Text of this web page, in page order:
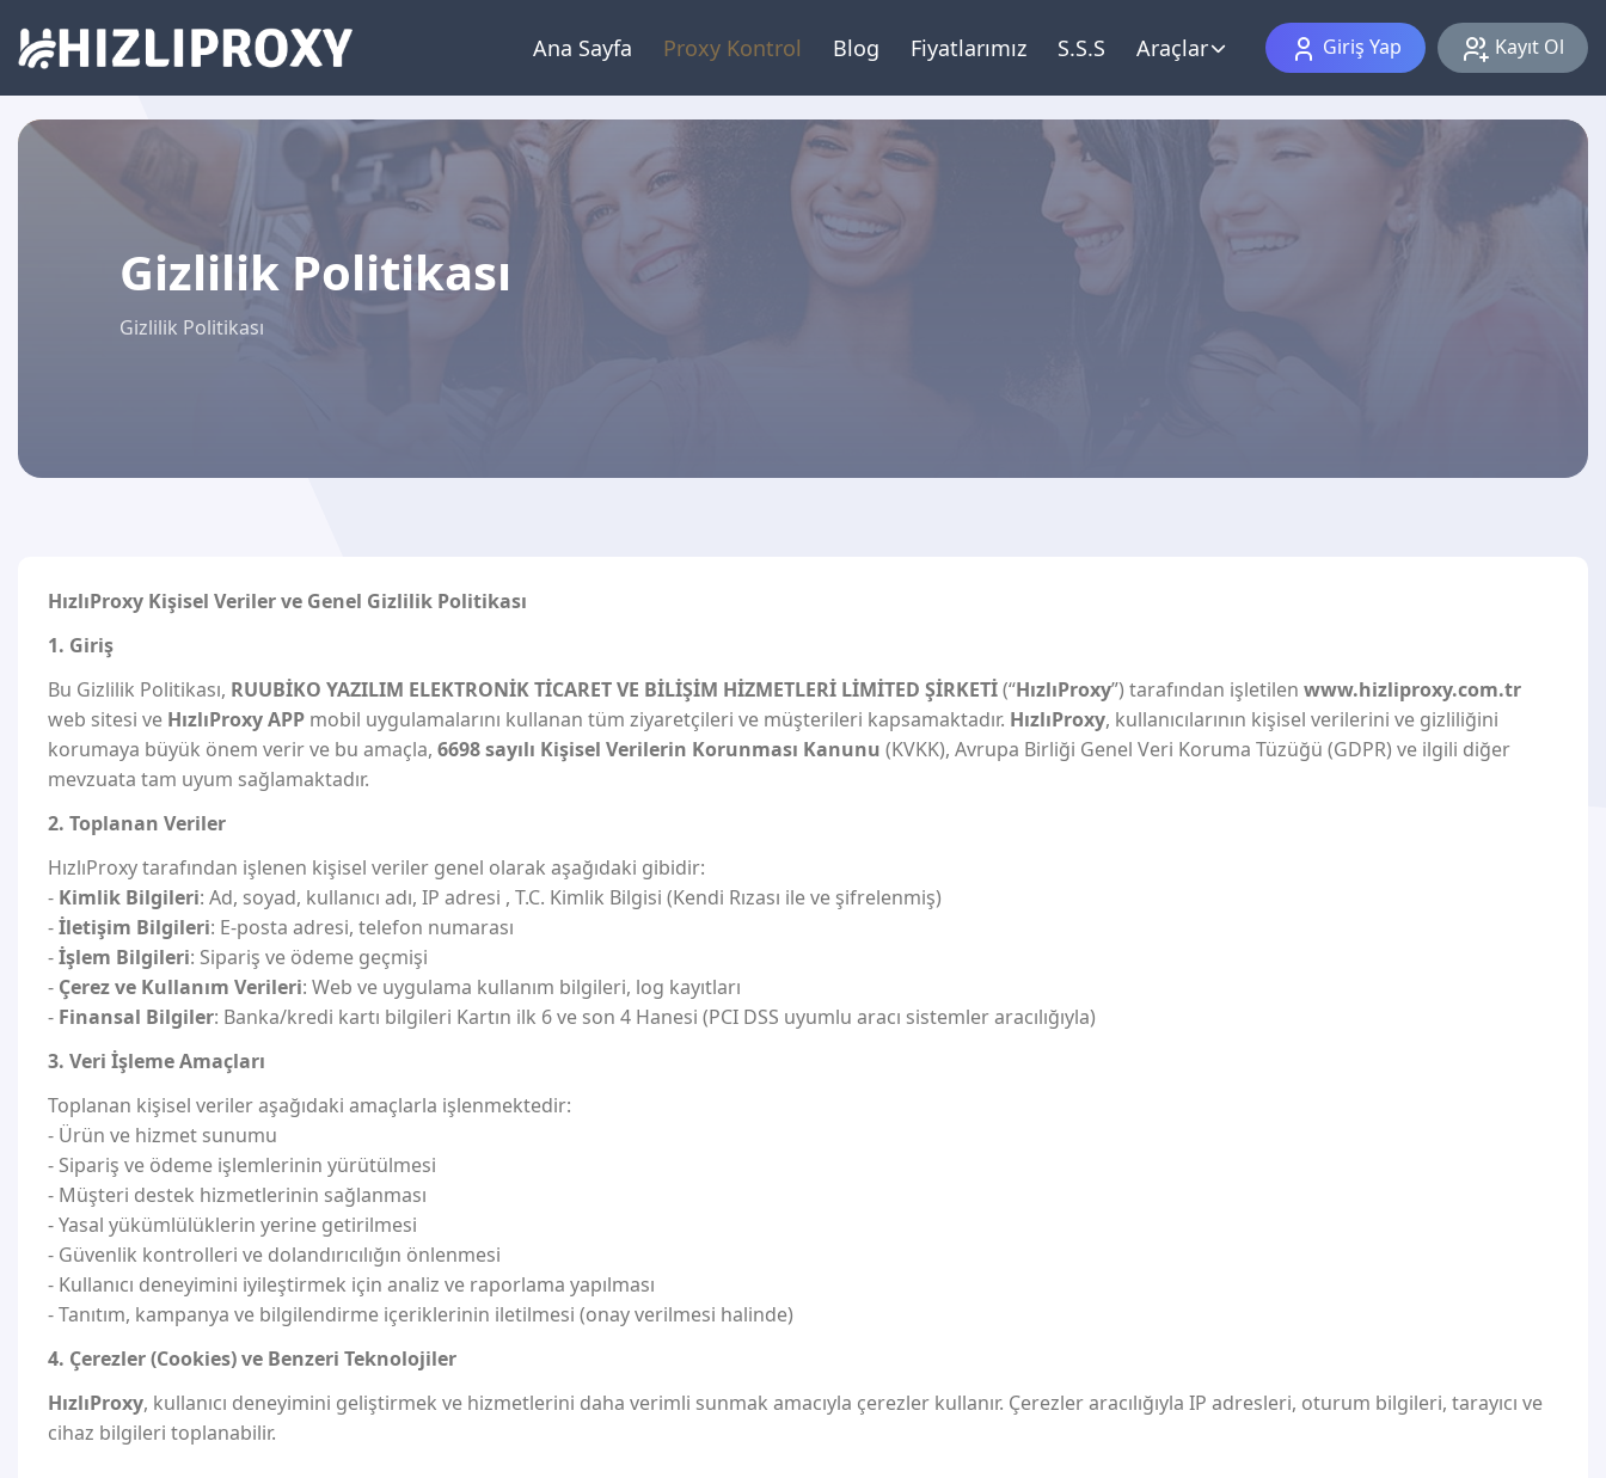
Ana Sayfa Proxy Kontrol Blog Fiyatlarımız S.S.S Araçlar Giriş Yap Kayıt Ol
Gizlilik Politikası
Gizlilik Politikası
HızlıProxy Kişisel Veriler ve Genel Gizlilik Politikası
1. Giriş
Bu Gizlilik Politikası, RUUBİKO YAZILIM ELEKTRONİK TİCARET VE BİLİŞİM HİZMETLERİ LİMİTED ŞİRKETİ(“HızlıProxy”) tarafından işletilen www.hizliproxy.com.tr
web sitesi ve HızlıProxy APP mobil uygulamalarını kullanan tüm ziyaretçileri ve müşterileri kapsamaktadır. HızlıProxy, kullanıcılarının kişisel verilerini ve gizliliğini
korumaya büyük önem verir ve bu amaçla, 6698 sayılı Kişisel Verilerin Korunması Kanunu (KVKK), Avrupa Birliği Genel Veri Koruma Tüzüğü (GDPR) ve ilgili diğer
mevzuata tam uyum sağlamaktadır.
2. Toplanan Veriler
HızlıProxy tarafından işlenen kişisel veriler genel olarak aşağıdaki gibidir:
- Kimlik Bilgileri: Ad, soyad, kullanıcı adı, IP adresi , T.C. Kimlik Bilgisi (Kendi Rızası ile ve şifrelenmiş)
-İletişim Bilgileri: E-posta adresi, telefon numarası
-İşlem Bilgileri: Sipariş ve ödeme geçmişi
- Çerez ve Kullanım Verileri: Web ve uygulama kullanım bilgileri, log kayıtları
- Finansal Bilgiler: Banka/kredi kartı bilgileri Kartın ilk 6 ve son 4 Hanesi (PCI DSS uyumlu aracı sistemler aracılığıyla)
3. Veri İşleme Amaçları
Toplanan kişisel veriler aşağıdaki amaçlarla işlenmektedir:
- Ürün ve hizmet sunumu
- Sipariş ve ödeme işlemlerinin yürütülmesi
- Müşteri destek hizmetlerinin sağlanması
- Yasal yükümlülüklerin yerine getirilmesi
- Güvenlik kontrolleri ve dolandırıcılığın önlenmesi
- Kullanıcı deneyimini iyileştirmek için analiz ve raporlama yapılması
- Tanıtım, kampanya ve bilgilendirme içeriklerinin iletilmesi (onay verilmesi halinde)
4. Çerezler (Cookies) ve Benzeri Teknolojiler
HızlıProxy, kullanıcı deneyimini geliştirmek ve hizmetlerini daha verimli sunmak amacıyla çerezler kullanır. Çerezler aracılığıyla IP adresleri, oturum bilgileri, tarayıcı ve
cihaz bilgileri toplanabilir.